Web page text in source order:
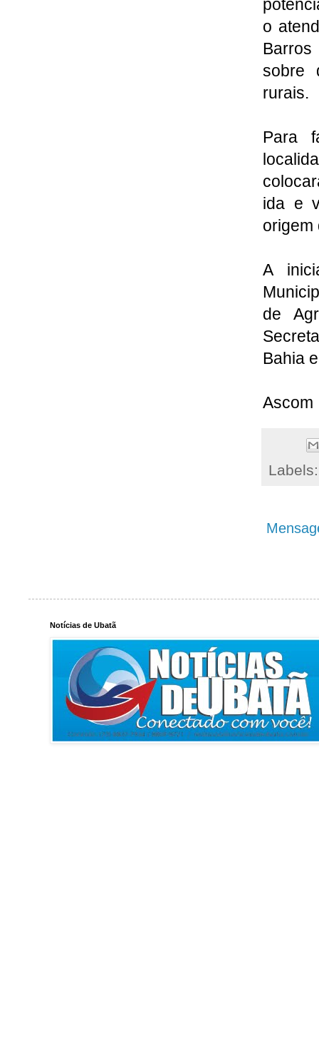
o
sobre
rurais.
Para
ida e
origem
A
de
Bahia
Ascom
Notícias de Ubatã